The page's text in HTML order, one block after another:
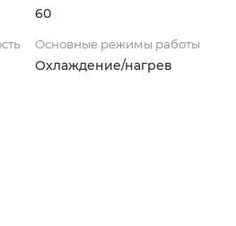
60
Основные режимы работы
Охлаждение/нагрев